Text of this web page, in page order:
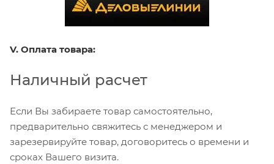
V. Оплата товара:
Наличный расчет
Если Вы забираете товар самостоятельно,
предварительно свяжитесь с менеджером и
зарезервируйте товар, договоритесь о времени и
сроках Вашего визита.